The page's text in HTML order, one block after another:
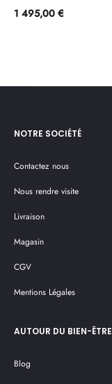
1 495,00 €
NOTRE SOCIÉTÉ
Contactez nous
Nous rendre visite
Livraison
Magasin
CGV
Mentions Légales
AUTOUR DU BIEN-ÊTRE
Blog